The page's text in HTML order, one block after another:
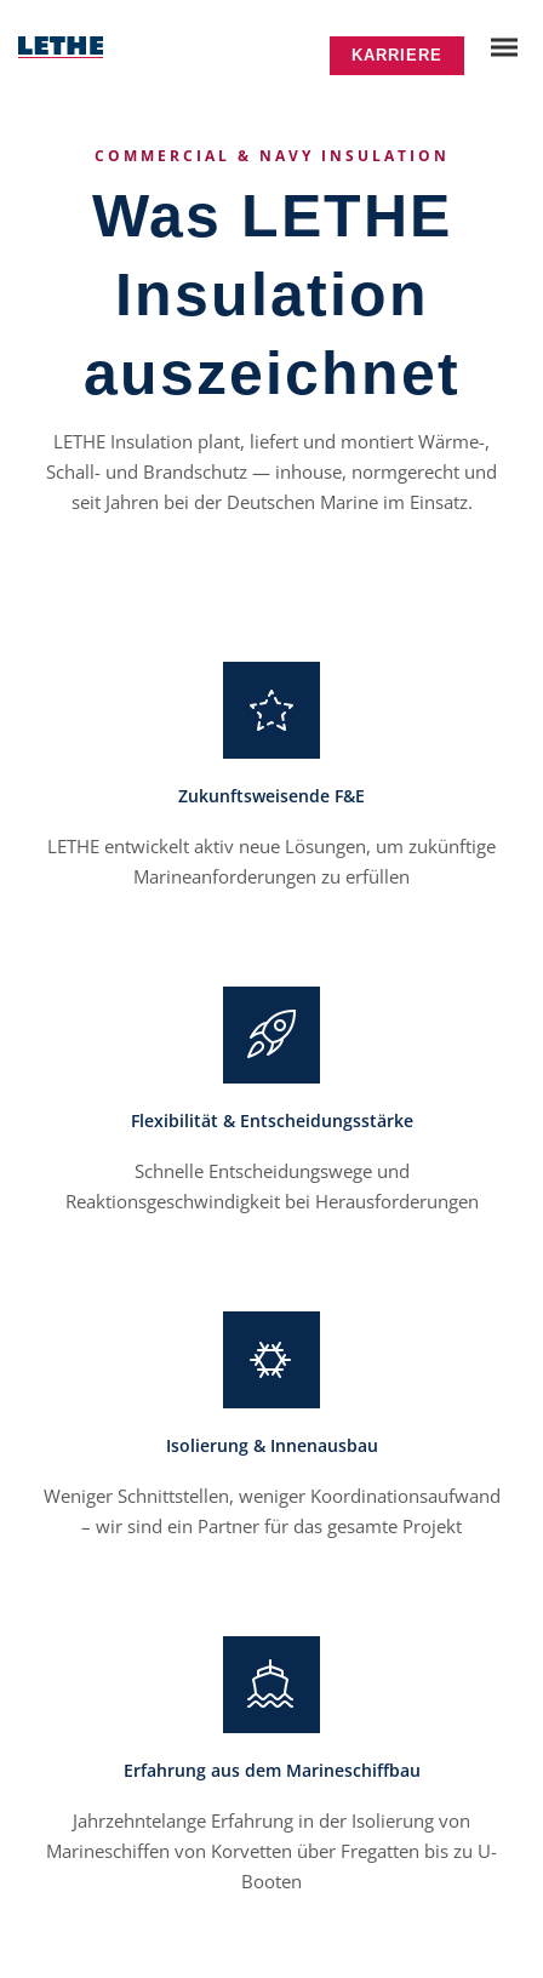
KARRIERE
COMMERCIAL & NAVY INSULATION
Was LETHE
Insulation
auszeichnet
LETHE Insulation plant, liefert und montiert Wärme-,
Schall- und Brandschutz — inhouse, normgerecht und
seit Jahren bei der Deutschen Marine im Einsatz.
Zukunftsweisende F&E
LETHE entwickelt aktiv neue Lösungen, um zukünftige
Marineanforderungen zu erfüllen
Flexibilität & Entscheidungsstärke
Schnelle Entscheidungswege und
Reaktionsgeschwindigkeit bei Herausforderungen
Isolierung & Innenausbau
Weniger Schnittstellen, weniger Koordinationsaufwand
– wir sind ein Partner für das gesamte Projekt
Erfahrung aus dem Marineschiffbau
Jahrzehntelange Erfahrung in der Isolierung von
Marineschiffen von Korvetten über Fregatten bis zu U-
Booten